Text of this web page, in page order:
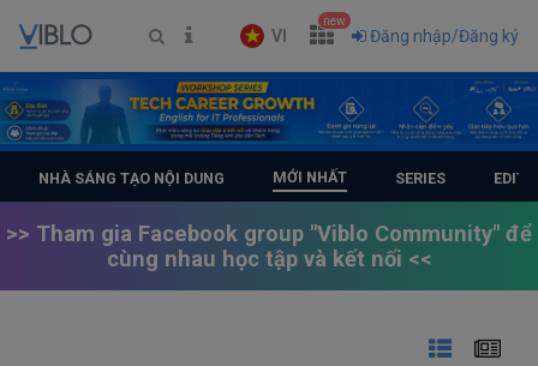
VI
new
Đăng nhập/Đăng ký
NHÀ SÁNG TẠO NỘI DUNG MỚI NHẤT SERIES
>> Tham gia Facebook group "Viblo Community" để
cùng nhau học tập và kết nối <<